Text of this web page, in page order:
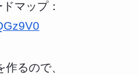
マップ：
るので、